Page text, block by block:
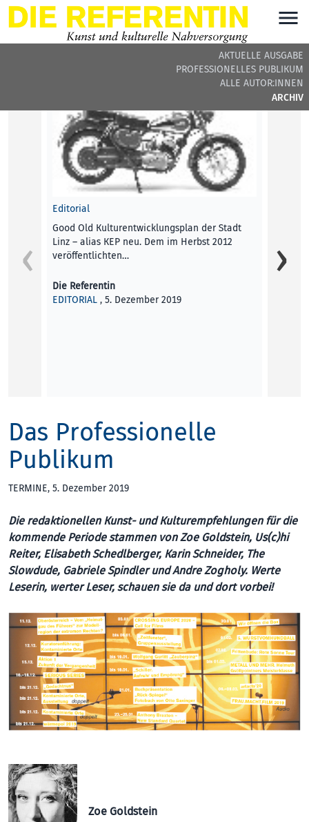
AKTUELLE AUSGABE
PROFESSIONELLES PUBLIKUM
ALLE AUTOR:INNEN
ARCHIV
DIE REFERENTIN #18 - BEITRÄGE DER AUSGABE
Editorial
Good Old Kulturentwicklungsplan der Stadt
Linz – alias KEP neu. Dem im Herbst 2012
veröffentlichten…
Die Referentin
EDITORIAL , 5. Dezember 2019
Das Professionelle
Publikum
TERMINE, 5. Dezember 2019
Die redaktionellen Kunst- und Kulturempfehlungen für die
kommende Periode stammen von Zoe Goldstein, Us(c)hi
Reiter, Elisabeth Schedlberger, Karin Schneider, The
Slowdude, Gabriele Spindler und Andre Zogholy. Werte
Leserin, werter Leser, schauen sie da und dort vorbei!
Zoe Goldstein